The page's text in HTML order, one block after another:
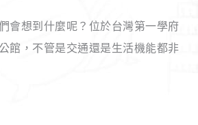
會想到什麼呢？位於台灣第一學府
館，不管是交通還是生活機能都非